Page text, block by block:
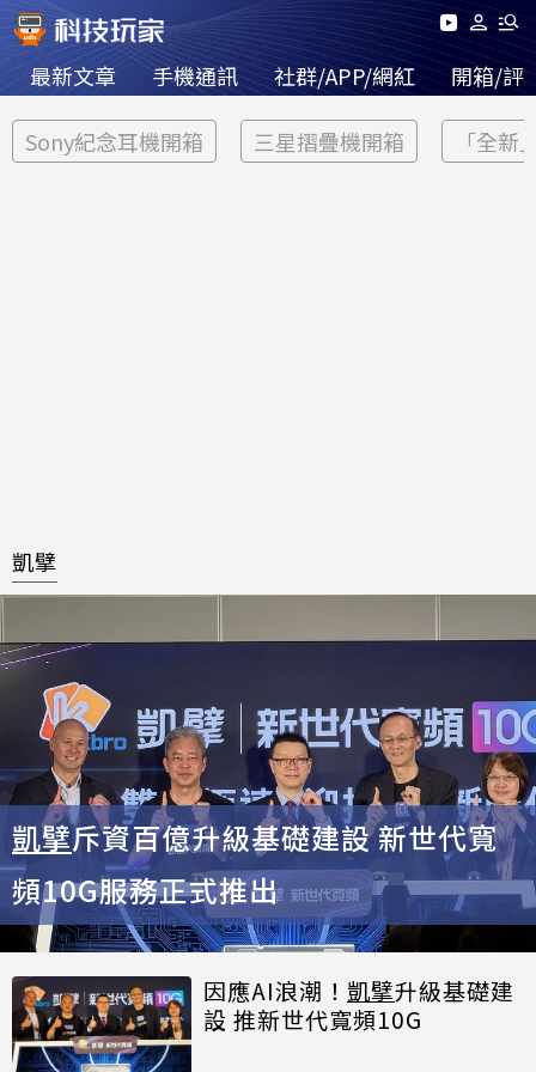
最新文章 手機通訊 社群/APP/網紅 開箱/評
Sony紀念耳機開箱 三星摺疊機開箱 「全新
凱擘
凱擘斥資百億升級基礎建設 新世代寬
頻10G服務正式推出
因應AI浪潮！ 凱擘升級基礎建
設 推新世代寬頻10G